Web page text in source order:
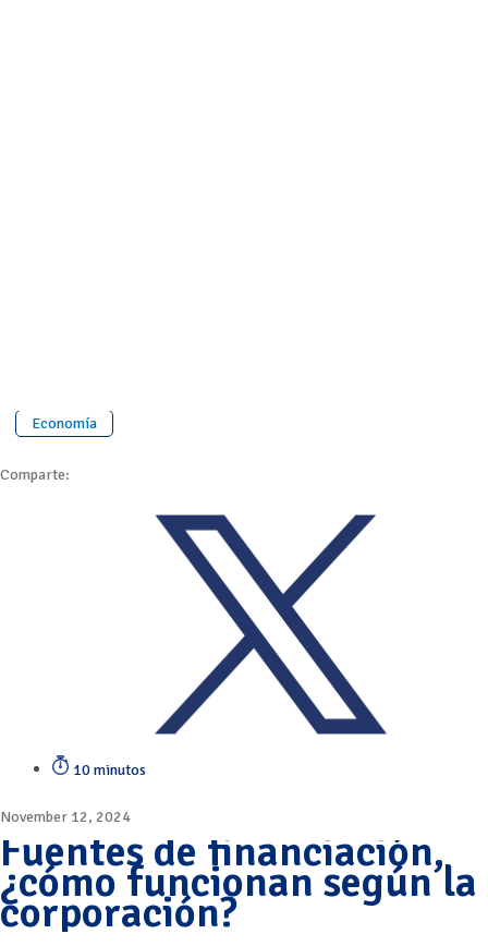
Economía
Comparte:
10 minutos
November 12, 2024
Fuentes de financiación,
¿cómo funcionan según la
corporación?